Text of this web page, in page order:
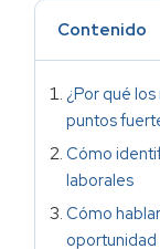
Contenido
¿Por qué
puntos
Cómo
laborales
Cómo
oportunidad